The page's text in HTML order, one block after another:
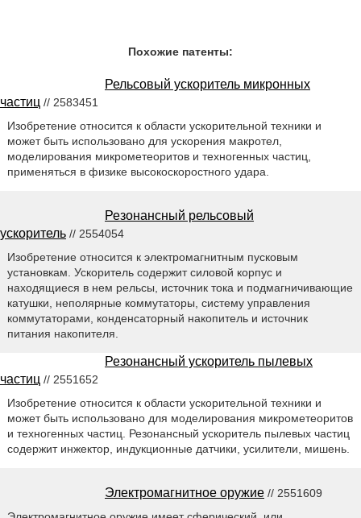
Похожие патенты:
Рельсовый ускоритель микронных
частиц // 2583451
Изобретение относится к области ускорительной техники и
может быть использовано для ускорения макротел,
моделирования микрометеоритов и техногенных частиц,
применяться в физике высокоскоростного удара.
Резонансный рельсовый
ускоритель // 2554054
Изобретение относится к электромагнитным пусковым
установкам. Ускоритель содержит силовой корпус и
находящиеся в нем рельсы, источник тока и подмагничивающие
катушки, неполярные коммутаторы, систему управления
коммутаторами, конденсаторный накопитель и источник
питания накопителя.
Резонансный ускоритель пылевых
частиц // 2551652
Изобретение относится к области ускорительной техники и
может быть использовано для моделирования микрометеоритов
и техногенных частиц. Резонансный ускоритель пылевых частиц
содержит инжектор, индукционные датчики, усилители, мишень.
Электромагнитное оружие // 2551609